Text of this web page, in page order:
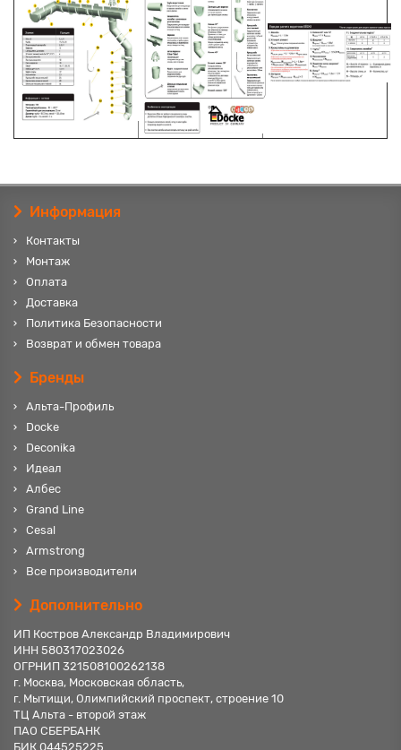
Информация
Контакты
Монтаж
Оплата
Доставка
Политика Безопасности
Возврат и обмен товара
Бренды
Альта-Профиль
Docke
Deconika
Идеал
Албес
Grand Line
Cesal
Armstrong
Все производители
Дополнительно
ИП Костров Александр Владимирович
ИНН 580317023026
ОГРНИП 321508100262138
г. Москва, Московская область,
г. Мытищи, Олимпийский проспект, строение 10
ТЦ Альта - второй этаж
ПАО СБЕРБАНК
БИК 044525225